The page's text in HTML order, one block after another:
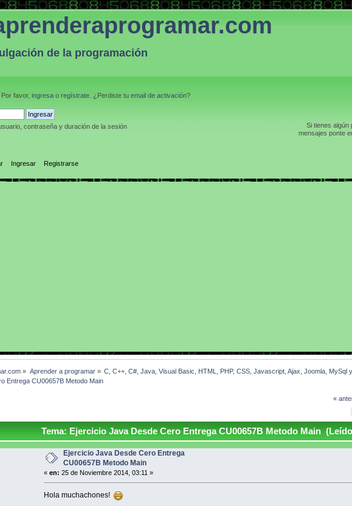
de la programación
. Por favor, ingresa o regístrate . ¿Perdiste tu email de activación?
contraseña y duración de la sesión
Si tienes algún
mensajes ponte
Ingresar Registrarse
» Aprender a programar» C, C++, C#, Java, Visual Basic, HTML, PHP, CSS, Javascript, Ajax, Joomla, MySql
Entrega CU00657B Metodo Main
«
Tema: Ejercicio Java Desde Cero Entrega CU00657B Metodo Main
Ejercicio Java Desde Cero Entrega
CU00657B Metodo Main
« en: 25 de Noviembre 2014, 03:11 »
Hola muchachones!